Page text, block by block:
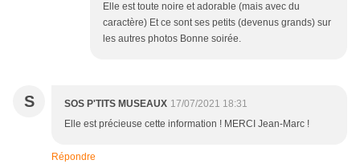
Elle est toute noire et adorable (mais avec du
caractère) Et ce sont ses petits (devenus grands) sur
les autres photos Bonne soirée.
S SOS P'TITS MUSEAUX 17/07/2021 18:31
Elle est précieuse cette information ! MERCI Jean-Marc !
Répondre